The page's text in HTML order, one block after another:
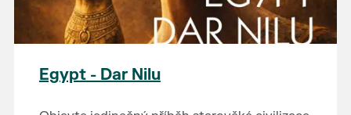
Egypt - Dar Nilu